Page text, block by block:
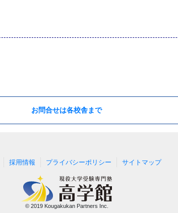
お問合せは各校舎まで
採用情報 プライバシーポリシー サイトマップ
© 2019 Kougakukan Partners Inc.